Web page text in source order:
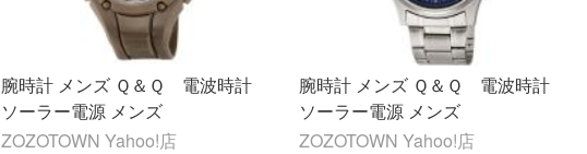
腕時計 メンズ Ｑ＆Ｑ 電波時計
ソーラー電源 メンズ
ZOZOTOWN Yahoo!店
腕時計 メンズ Ｑ＆Ｑ 電波時計
ソーラー電源 メンズ
ZOZOTOWN Yahoo!店